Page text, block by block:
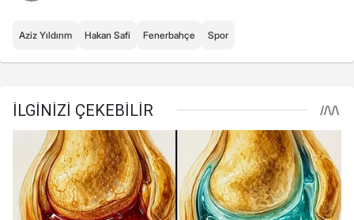
Aziz Yıldırım Hakan Safi Fenerbahçe Spor